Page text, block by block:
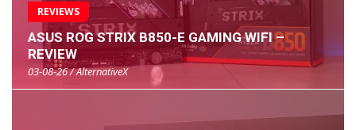
REVIEWS
ASUS ROG STRIX B850-E GAMING WIFI –
REVIEW
03-08-26 / AlternativeX